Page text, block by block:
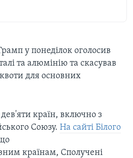
у понеділок оголосив
та алюмінію та скасував
для основних
країн, включно з
Союзу. На сайті Білого
країнам, Сполучені